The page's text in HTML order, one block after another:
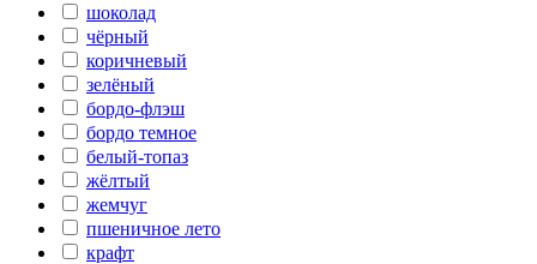
шоколад
чёрный
коричневый
зелёный
бордо-флэш
бордо темное
белый-топаз
жёлтый
жемчуг
пшеничное лето
крафт